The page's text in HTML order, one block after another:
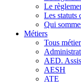
Le
Les
Qui
Métiers
Tous
AED.
AESH
ATE